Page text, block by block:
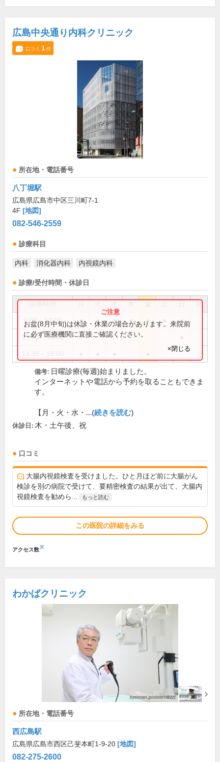
広島中央通り内科クリニック
口コミ 1件
所在地・電話番号
八丁堀駅
広島県広島市中区三川町7-1
4F [地図]
082-546-2559
診療科目
内科 消化器内科 内視鏡内科
診療/受付時間・休診日
祝
9:00～12:00 ● ● ● ● ● ●
13:00～16:00
お盆(8月中旬)は休診・休業の場合があります。来院前
に必ず医療機関に直接ご確認ください。
×閉じる
備考: 日曜診療(毎週)始まりました。
インターネットや電話から予約を取ることもできま
す。
【月・火・水・...(続きを読む)
休診日: 木・土午後、祝
口コミ
大腸内視鏡検査を受けました。ひと月ほど前に大腸がん
検診を別の病院で受けて、要精密検査の結果が出て、大腸内
視鏡検査を勧めら...
もっと読む
この医院の詳細をみる
アクセス数※
わかばクリニック
所在地・電話番号
西広島駅
広島県広島市西区己斐本町1-9-20 [地図]
082-275-2600